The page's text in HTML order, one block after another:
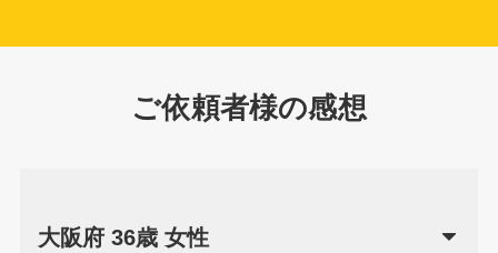
ご依頼者様の感想
大阪府 36歳 女性